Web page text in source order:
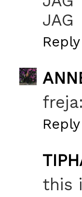
JAG
Reply
Reply
this